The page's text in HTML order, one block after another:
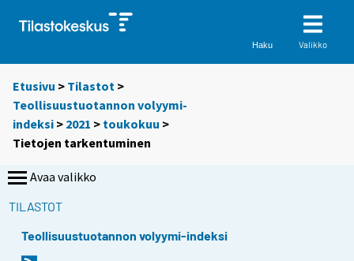
Haku Valikko
Etusivu > Tilastot >
Teollisuustuotannon volyymi-
indeksi > 2021 > toukokuu >
Tietojen tarkentuminen
Avaa valikko
TILASTOT
Teollisuustuotannon volyymi-indeksi